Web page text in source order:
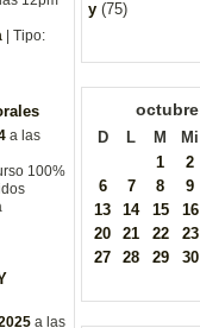
| Tipo:
a las
100%
a las
y (75)
octubre
D L M Mi
1
2
6
7 8 9
13
14 15 16
20
21 22 23
27
28 29 30